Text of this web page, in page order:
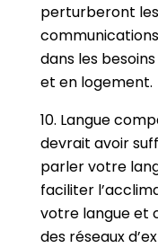
perturberont
dans les
et en logement.
10. Langue
devrait avoir
parler votre
faciliter
votre langue et
des réseaux